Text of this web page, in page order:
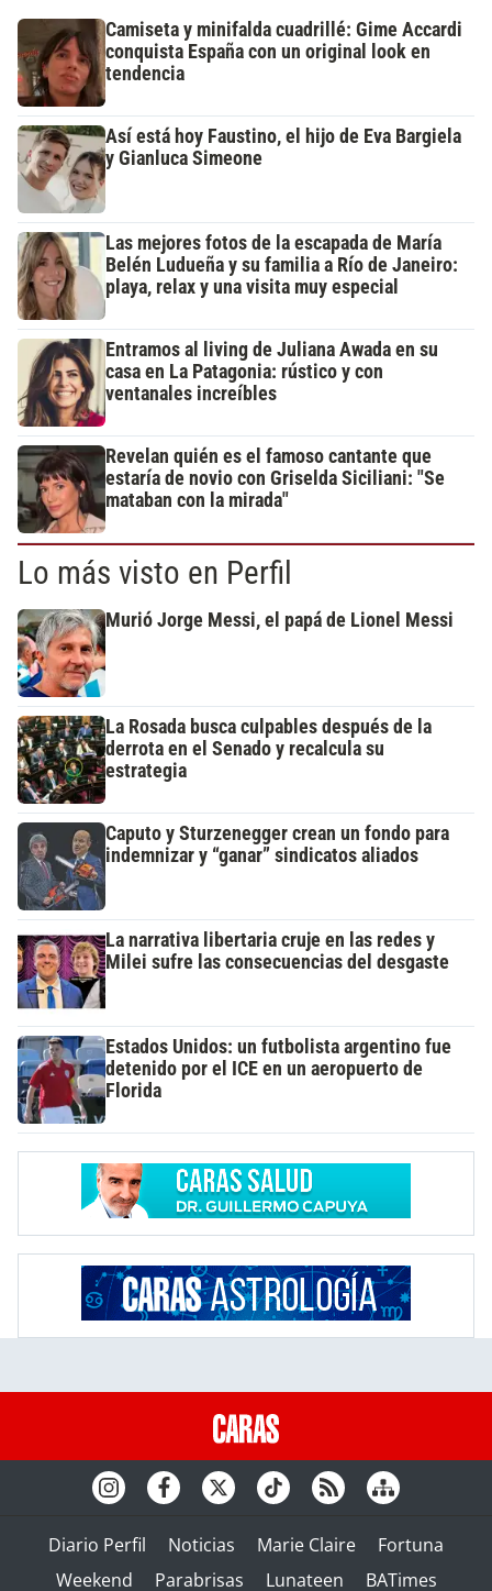
Camiseta y minifalda cuadrillé: Gime Accardi
conquista España con un original look en
tendencia
Así está hoy Faustino, el hijo de Eva Bargiela
y Gianluca Simeone
Las mejores fotos de la escapada de María
Belén Ludueña y su familia a Río de Janeiro:
playa, relax y una visita muy especial
Entramos al living de Juliana Awada en su
casa en La Patagonia: rústico y con
ventanales increíbles
Revelan quién es el famoso cantante que
estaría de novio con Griselda Siciliani: "Se
mataban con la mirada"
Lo más visto en Perfil
Murió Jorge Messi, el papá de Lionel Messi
La Rosada busca culpables después de la
derrota en el Senado y recalcula su
estrategia
Caputo y Sturzenegger crean un fondo para
indemnizar y “ganar” sindicatos aliados
La narrativa libertaria cruje en las redes y
Milei sufre las consecuencias del desgaste
Estados Unidos: un futbolista argentino fue
detenido por el ICE en un aeropuerto de
Florida
Diario Perfil Noticias Marie Claire
Fortuna
Weekend
Parabrisas Lunateen BATimes